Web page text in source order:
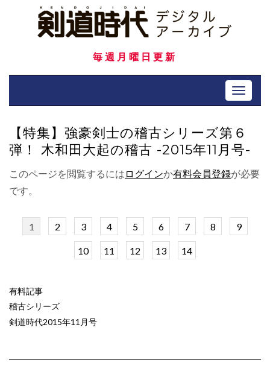
毎週月曜日更新
Toggle
【特集】強豪剣士の稽古シリーズ第６
弾！ 木和田大起の稽古 -2015年11月号-
このページを閲覧するには ログインか有料会員登録が必要
です。
1 2 3 4 5 6 7 8 9
10 11 12 13 14
有料記事
稽古シリーズ
剣道時代2015年11月号